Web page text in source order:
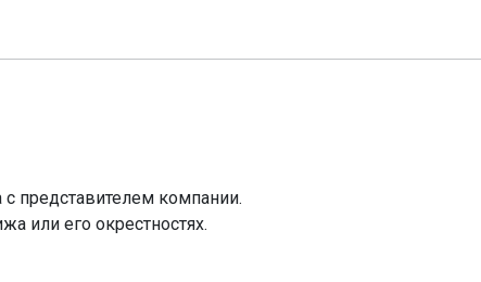
с представителем компании.
или его окрестностях.